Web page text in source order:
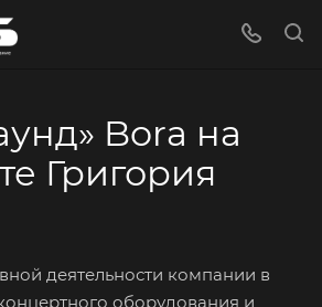
Bora на
Григория
деятельности компании в
оборудования и